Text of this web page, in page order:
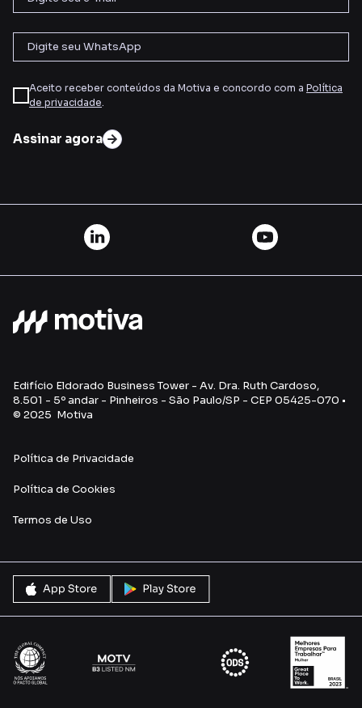
Aceito receber conteúdos da Motiva e concordo com a Política
de privacidade.
Assinar agora
Edifício Eldorado Business Tower - Av. Dra. Ruth Cardoso,
8.501 - 5º andar - Pinheiros - São Paulo/SP - CEP 05425-070 •
© 2025 Motiva
Política de Privacidade
Política de Cookies
Termos de Uso